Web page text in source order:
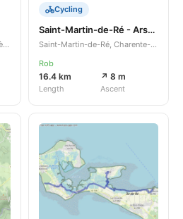
Saint-Cirgues-la-Loutre, Corrèze, Nouvelle-Aquitaine, FR
Cycling
Saint-Martin-de-Ré - Ars-en-Ré
Saint-Martin-de-Ré, Charente-Maritime, Nouvelle-Aquitaine, FR
Rob
16.4 km
Length
↗ 8 m
Ascent